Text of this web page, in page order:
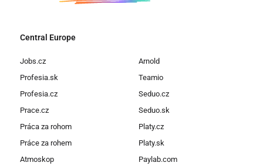
Central Europe
Jobs.cz
Profesia.sk
Profesia.cz
Prace.cz
Práca za rohom
Práce za rohem
Atmoskop
Arnold
Teamio
Seduo.cz
Seduo.sk
Platy.cz
Platy.sk
Paylab.com